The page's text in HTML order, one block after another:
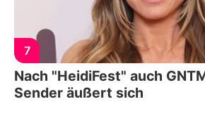
7
Nach "HeidiFest" auch
Sender äußert sich